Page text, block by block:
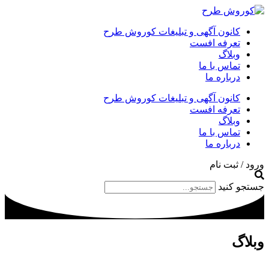
کانون آگهی و تبلیغات کوروش طرح
تعرفه افست
وبلاگ
تماس با ما
درباره ما
کانون آگهی و تبلیغات کوروش طرح
تعرفه افست
وبلاگ
تماس با ما
درباره ما
ورود / ثبت نام
جستجو کنید
وبلاگ